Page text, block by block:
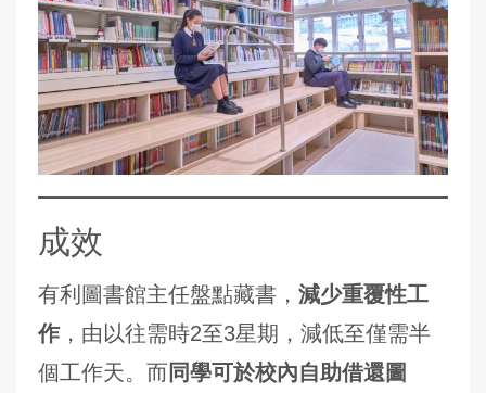
成效
有利圖書館主任盤點藏書， 減少重覆性工
作，由以往需時2至3星期，減低至僅需半
個工作天。而 同學可於校內自助借還圖